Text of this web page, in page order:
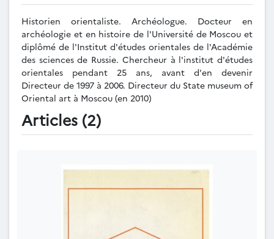
Historien orientaliste. Archéologue. Docteur en
archéologie et en histoire de l'Université de Moscou et
diplômé de l'Institut d'études orientales de l'Académie
des sciences de Russie. Chercheur à l'institut d'études
orientales pendant 25 ans, avant d'en devenir
Directeur de 1997 à 2006. Directeur du State museum of
Oriental art à Moscou (en 2010)
Articles (2)